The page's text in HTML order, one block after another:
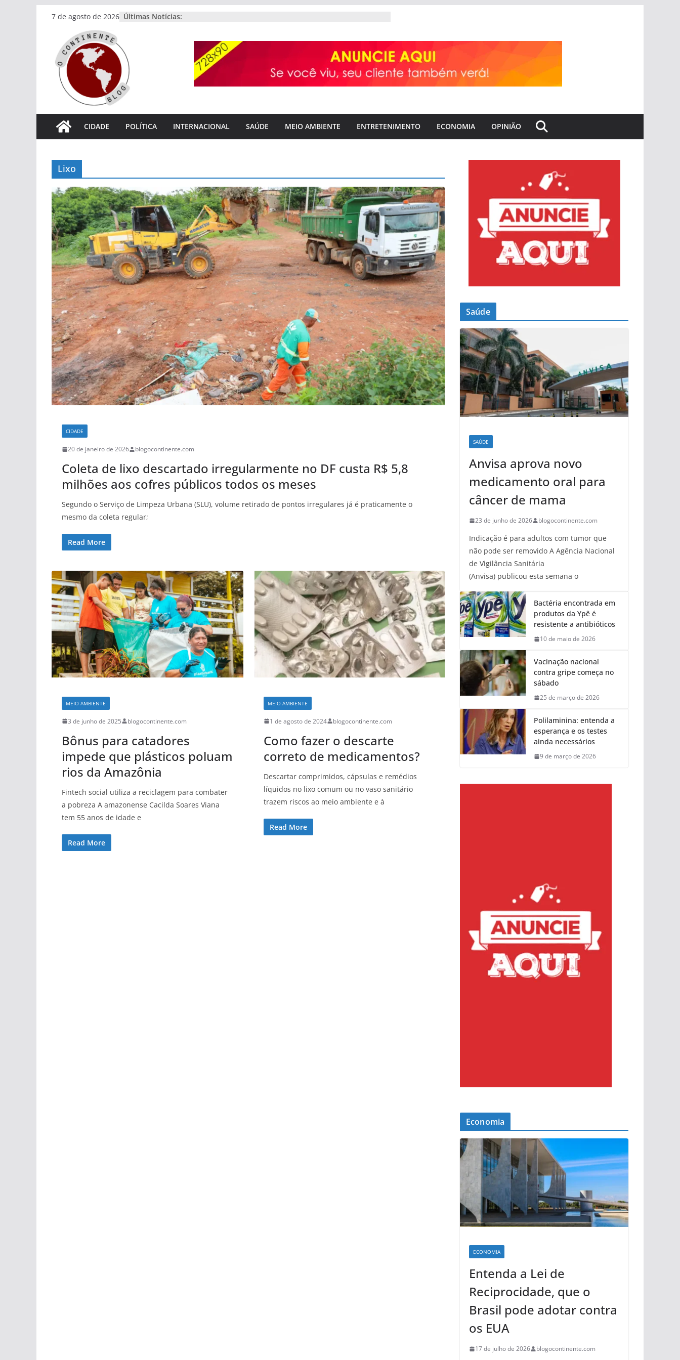
Pular
conteúdo
7 de agosto de 2026 Últimas Notícias:
CIDADE POLÍTICA INTERNACIONAL SAÚDE MEIO AMBIENTE ENTRETENIMENTO ECONOMIA OPINIÃO
Lixo
CIDADE
20 de janeiro de 2026 blogocontinente.com
Coleta de lixo descartado irregularmente no DF custa R$ 5,8
milhões aos cofres públicos todos os meses
Segundo o Serviço de Limpeza Urbana (SLU), volume retirado de pontos irregulares já é praticamente o
mesmo da coleta regular;
Read More
MEIO AMBIENTE
3 de junho de 2025 blogocontinente.com
Bônus para catadores
impede que plásticos poluam
rios da Amazônia
Fintech social utiliza a reciclagem para combater
a pobreza A amazonense Cacilda Soares Viana
tem 55 anos de idade e
Read More
MEIO AMBIENTE
1 de agosto de 2024 blogocontinente.com
Como fazer o descarte
correto de medicamentos?
Descartar comprimidos, cápsulas e remédios
líquidos no lixo comum ou no vaso sanitário
trazem riscos ao meio ambiente e à
Read More
Saúde
SAÚDE
Anvisa aprova novo
medicamento oral para
câncer de mama
23 de junho de 2026 blogocontinente.com
Indicação é para adultos com tumor que
não pode ser removido A Agência Nacional
de Vigilância Sanitária
(Anvisa) publicou esta semana o
Bactéria encontrada em
produtos da Ypê é
resistente a antibióticos
10 de maio de 2026
Vacinação nacional
contra gripe começa no
sábado
25 de março de 2026
Polilaminina: entenda a
esperança e os testes
ainda necessários
9 de março de 2026
Economia
ECONOMIA
Entenda a Lei de
Reciprocidade, que o
Brasil pode adotar contra
os EUA
17 de julho de 2026 blogocontinente.com